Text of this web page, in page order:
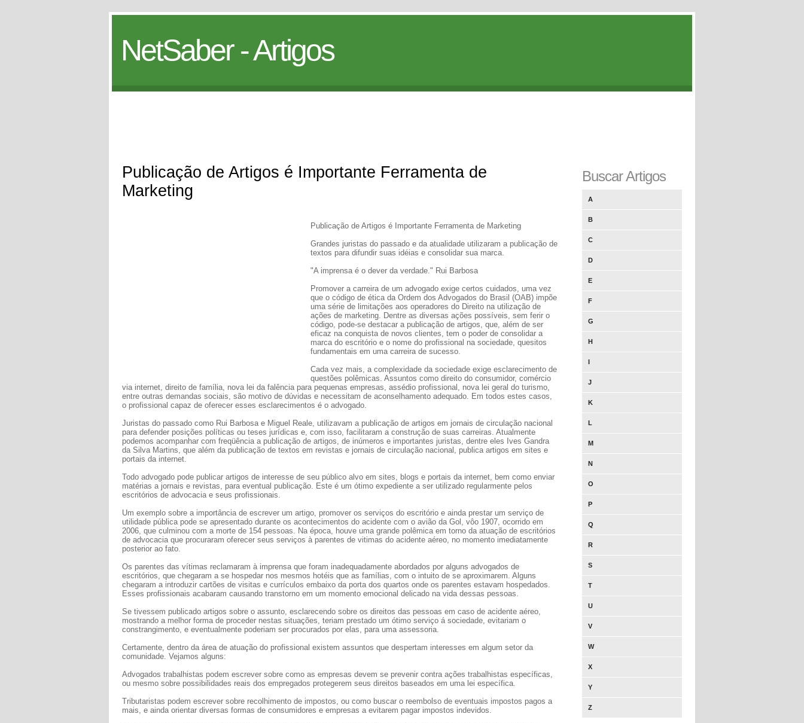
NetSaber - Artigos
Publicação de Artigos é Importante Ferramenta de
Marketing
Publicação de Artigos é Importante Ferramenta de Marketing
Grandes juristas do passado e da atualidade utilizaram a publicação de
textos para difundir suas idéias e consolidar sua marca.
"A imprensa é o dever da verdade." Rui Barbosa
Promover a carreira de um advogado exige certos cuidados, uma vez
que o código de ética da Ordem dos Advogados do Brasil (OAB) impõe
uma série de limitações aos operadores do Direito na utilização de
ações de marketing. Dentre as diversas ações possíveis, sem ferir o
código, pode-se destacar a publicação de artigos, que, além de ser
eficaz na conquista de novos clientes, tem o poder de consolidar a
marca do escritório e o nome do profissional na sociedade, quesitos
fundamentais em uma carreira de sucesso.
Cada vez mais, a complexidade da sociedade exige esclarecimento de
questões polêmicas. Assuntos como direito do consumidor, comércio
via internet, direito de família, nova lei da falência para pequenas empresas, assédio profissional, nova lei geral do turismo,
entre outras demandas sociais, são motivo de dúvidas e necessitam de aconselhamento adequado. Em todos estes casos,
o profissional capaz de oferecer esses esclarecimentos é o advogado.
Juristas do passado como Rui Barbosa e Miguel Reale, utilizavam a publicação de artigos em jornais de circulação nacional
para defender posições políticas ou teses jurídicas e, com isso, facilitaram a construção de suas carreiras. Atualmente
podemos acompanhar com freqüência a publicação de artigos, de inúmeros e importantes juristas, dentre eles Ives Gandra
da Silva Martins, que além da publicação de textos em revistas e jornais de circulação nacional, publica artigos em sites e
portais da internet.
Todo advogado pode publicar artigos de interesse de seu público alvo em sites, blogs e portais da internet, bem como enviar
matérias a jornais e revistas, para eventual publicação. Este é um ótimo expediente a ser utilizado regularmente pelos
escritórios de advocacia e seus profissionais.
Um exemplo sobre a importância de escrever um artigo, promover os serviços do escritório e ainda prestar um serviço de
utilidade pública pode se apresentado durante os acontecimentos do acidente com o avião da Gol, vôo 1907, ocorrido em
2006, que culminou com a morte de 154 pessoas. Na época, houve uma grande polêmica em torno da atuação de escritórios
de advocacia que procuraram oferecer seus serviços à parentes de vitimas do acidente aéreo, no momento imediatamente
posterior ao fato.
Os parentes das vítimas reclamaram à imprensa que foram inadequadamente abordados por alguns advogados de
escritórios, que chegaram a se hospedar nos mesmos hotéis que as famílias, com o intuito de se aproximarem. Alguns
chegaram a introduzir cartões de visitas e currículos embaixo da porta dos quartos onde os parentes estavam hospedados.
Esses profissionais acabaram causando transtorno em um momento emocional delicado na vida dessas pessoas.
Se tivessem publicado artigos sobre o assunto, esclarecendo sobre os direitos das pessoas em caso de acidente aéreo,
mostrando a melhor forma de proceder nestas situações, teriam prestado um ótimo serviço á sociedade, evitariam o
constrangimento, e eventualmente poderiam ser procurados por elas, para uma assessoria.
Certamente, dentro da área de atuação do profissional existem assuntos que despertam interesses em algum setor da
comunidade. Vejamos alguns:
Advogados trabalhistas podem escrever sobre como as empresas devem se prevenir contra ações trabalhistas específicas,
ou mesmo sobre possibilidades reais dos empregados protegerem seus direitos baseados em uma lei específica.
Tributaristas podem escrever sobre recolhimento de impostos, ou como buscar o reembolso de eventuais impostos pagos a
mais, e ainda orientar diversas formas de consumidores e empresas a evitarem pagar impostos indevidos.
Buscar Artigos
A
B
C
D
E
F
G
H
I
J
K
L
M
N
O
P
Q
R
S
T
U
V
W
X
Y
Z